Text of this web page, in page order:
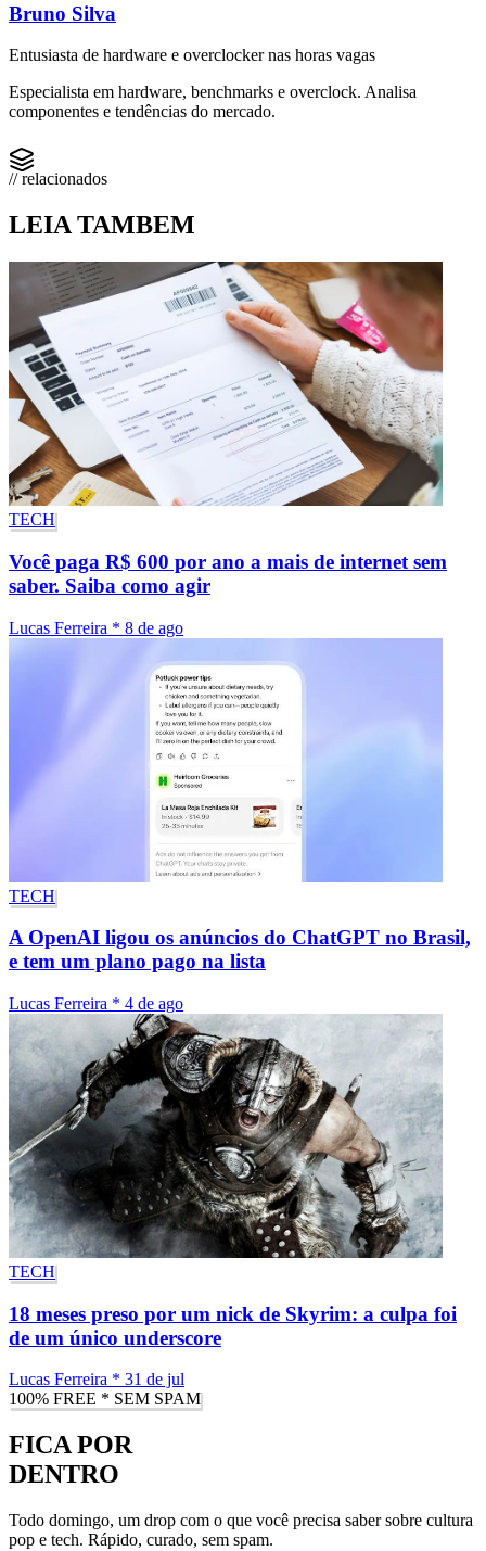
Bruno Silva
Entusiasta de hardware e overclocker nas horas vagas
Especialista em hardware, benchmarks e overclock. Analisa
componentes e tendências do mercado.
// relacionados
LEIA TAMBEM
TECH
Você paga R$ 600 por ano a mais de internet sem
saber. Saiba como agir
Lucas Ferreira * 8 de ago
TECH
A OpenAI ligou os anúncios do ChatGPT no Brasil,
e tem um plano pago na lista
Lucas Ferreira * 4 de ago
TECH
18 meses preso por um nick de Skyrim: a culpa foi
de um único underscore
Lucas Ferreira * 31 de jul
100% FREE * SEM SPAM
FICA POR
DENTRO
Todo domingo, um drop com o que você precisa saber sobre cultura
pop e tech. Rápido, curado, sem spam.